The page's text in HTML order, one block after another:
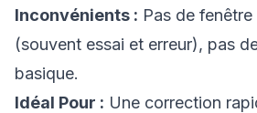
Inconvénients : Pas de
(souvent essai et erreur), pas
basique.
Idéal Pour : Une correction